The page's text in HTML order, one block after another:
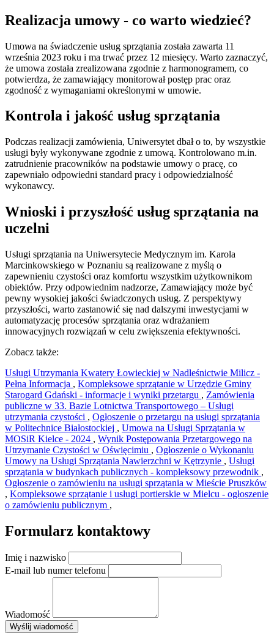
Realizacja umowy - co warto wiedzieć?
Umowa na świadczenie usług sprzątania została zawarta 11
września 2023 roku i ma trwać przez 12 miesięcy. Warto zaznaczyć,
że umowa została zrealizowana zgodnie z harmonogramem, co
potwierdza, że zamawiający monitorował postęp prac oraz
zgodność z wymaganiami określonymi w umowie.
Kontrola i jakość usług sprzątania
Podczas realizacji zamówienia, Uniwersytet dbał o to, by wszystkie
usługi były wykonywane zgodnie z umową. Kontrolowano m.in.
zatrudnienie pracowników na podstawie umowy o pracę, co
zapewniało odpowiedni standard pracy i odpowiedzialność
wykonawcy.
Wnioski i przyszłość usług sprzątania na
uczelni
Usługi sprzątania na Uniwersytecie Medycznym im. Karola
Marcinkowskiego w Poznaniu są realizowane z myślą o
zapewnieniu czystości oraz komfortu wszystkim użytkownikom
obiektów. Przy odpowiednim nadzorze, Zamawiający może być
pewny wysokiej jakości świadczonych usług. Z perspektywy
przyszłości, warto zastanowić się nad dalszymi inwestycjami w
automatyzację procesów sprzątania oraz wdrażaniem
innowacyjnych rozwiązań w celu zwiększenia efektywności.
Zobacz także:
Usługi Utrzymania Kwatery Łowieckiej w Nadleśnictwie Milicz -
Pełna Informacja , Kompleksowe sprzątanie w Urzędzie Gminy
Starogard Gdański - informacje i wyniki przetargu , Zamówienia
publiczne w 33. Bazie Lotnictwa Transportowego – Usługi
utrzymania czystości , Ogłoszenie o przetargu na usługi sprzątania
w Politechnice Białostockiej , Umowa na Usługi Sprzątania w
MOSiR Kielce - 2024 , Wynik Postępowania Przetargowego na
Utrzymanie Czystości w Oświęcimiu , Ogłoszenie o Wykonaniu
Umowy na Usługi Sprzątania Nawierzchni w Kętrzynie , Usługi
sprzątania w budynkach publicznych - kompleksowy przewodnik ,
Ogłoszenie o zamówieniu na usługi sprzątania w Mieście Pruszków
, Kompleksowe sprzątanie i usługi portierskie w Mielcu - ogłoszenie
o zamówieniu publicznym ,
Formularz kontaktowy
Imię i nazwisko
E-mail lub numer telefonu
Wiadomość
Wyślij wiadomośćAMSA Sp. z o.o. - ul. Blokowa 8, Warszawa